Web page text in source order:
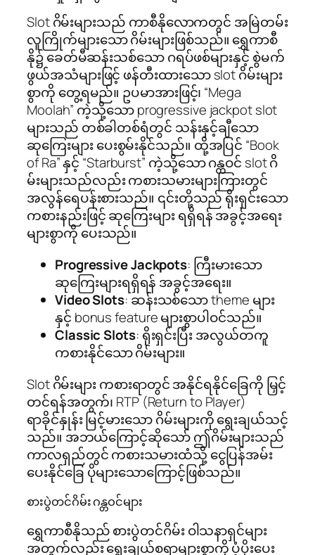
Slot ဂိမ်းများသည် ကာစီနိုလောကတွင် အမြဲတမ်း
လူကြိုက်များသော ဂိမ်းများဖြစ်သည်။ ရွှေကာစီ
နို၌ ခေတ်မီဆန်းသစ်သော ဂရပ်ဖစ်များနှင့် စွဲမက်
ဖွယ်အသံများဖြင့် ဖန်တီးထားသော slot ဂိမ်းများ
စွာကို တွေ့ရမည်။ ဥပမာအားဖြင့်၊ “Mega
Moolah” ကဲ့သို့သော progressive jackpot slot
များသည် တစ်ခါတစ်ရံတွင် သန်းနှင့်ချီသော
ဆုကြေးများ ပေးစွမ်းနိုင်သည်။ ထို့အပြင် “Book
of Ra” နှင့် “Starburst” ကဲ့သို့သော ဂန္ထဝင် slot ဂိ
မ်းများသည်လည်း ကစားသမားများကြားတွင်
အလွန်ရေပန်းစားသည်။ ၎င်းတို့သည် ရိုးရှင်းသော
ကစားနည်းဖြင့် ဆုကြေးများ ရရှိရန် အခွင့်အရေး
များစွာကို ပေးသည်။
Progressive Jackpots: ကြီးမားသော
ဆုကြေးများရရှိရန် အခွင့်အရေး။
Video Slots: ဆန်းသစ်သော theme များ
နှင့် bonus feature များစွာပါဝင်သည်။
Classic Slots: ရိုးရှင်းပြီး အလွယ်တကူ
ကစားနိုင်သော ဂိမ်းများ။
Slot ဂိမ်းများ ကစားရာတွင် အနိုင်ရနိုင်ခြေကို မြှင့်
တင်ရန်အတွက်၊ RTP (Return to Player)
ရာခိုင်နှုန်း မြင့်မားသော ဂိမ်းများကို ရွေးချယ်သင့်
သည်။ အဘယ်ကြောင့်ဆိုသော် ဤဂိမ်းများသည်
ကာလရှည်တွင် ကစားသမားထံသို့ ငွေပြန်အမ်း
ပေးနိုင်ခြေ ပိုများသောကြောင့်ဖြစ်သည်။
စားပွဲတင်ဂိမ်း ဂန္တဝင်များ
ရွှေကာစီနိုသည် စားပွဲတင်ဂိမ်း ဝါသနာရှင်များ
အတွက်လည်း ရွေးချယ်စရာများစွာကို ပံ့ပိုးပေး